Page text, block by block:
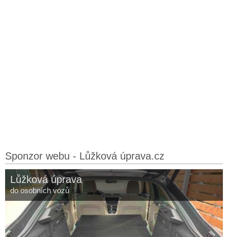
Sponzor webu - Lůžková úprava.cz
Lůžková úprava
do osobních vozů